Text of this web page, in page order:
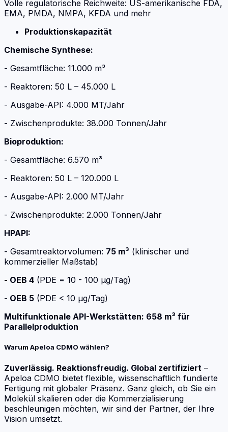
Volle regulatorische Reichweite: US-amerikanische FDA,
EMA, PMDA, NMPA, KFDA und mehr
Produktionskapazität
Chemische Synthese:
- Gesamtfläche: 11.000 m³
- Reaktoren: 50 L – 45.000 L
- Ausgabe-API: 4.000 MT/Jahr
- Zwischenprodukte: 38.000 Tonnen/Jahr
Bioproduktion:
- Gesamtfläche: 6.570 m³
- Reaktoren: 50 L – 120.000 L
- Ausgabe-API: 2.000 MT/Jahr
- Zwischenprodukte: 2.000 Tonnen/Jahr
HPAPI:
- Gesamtreaktorvolumen: 75 m³ (klinischer und
kommerzieller Maßstab)
- OEB 4 (PDE = 10 - 100 µg/Tag)
- OEB 5 (PDE < 10 µg/Tag)
Multifunktionale API-Werkstätten: 658 m³ für
Parallelproduktion
Warum Apeloa CDMO wählen?
Zuverlässig. Reaktionsfreudig. Global zertifiziert –
Apeloa CDMO bietet flexible, wissenschaftlich fundierte
Fertigung mit globaler Präsenz. Ganz gleich, ob Sie ein
Molekül skalieren oder die Kommerzialisierung
beschleunigen möchten, wir sind der Partner, der Ihre
Vision umsetzt.